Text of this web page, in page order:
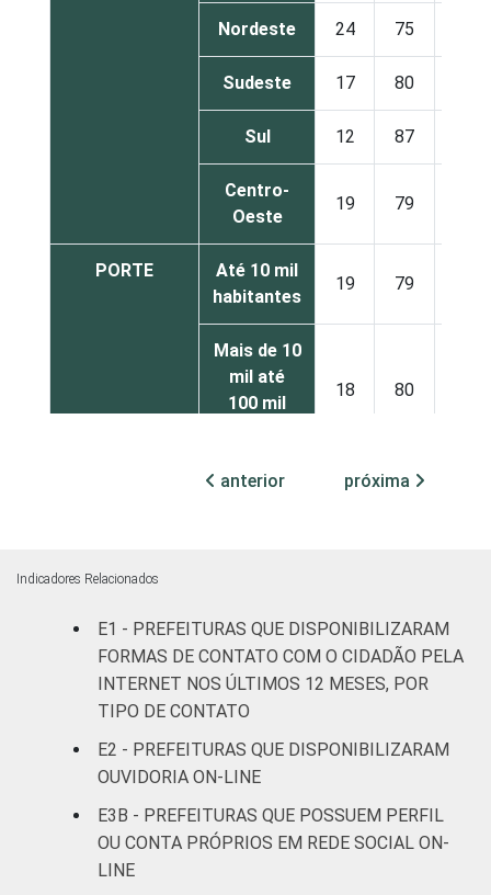
Nordeste 24 75
Sudeste 17 80
Sul 12 87
Centro-
Oeste
19 79
PORTE
Até 10 mil
habitantes
19 79
Mais de 10
mil até
100 mil
18 80
Mais de
Mais de
500 mil
habitantes
16 75
Fonte: CGI.br/NIC.br, Centro Regional de
Estudos para o Desenvolvimento da
Sociedade da Informação (Cetic.br),
Pesquisa sobre o uso das tecnologias de
brasileiro - TIC Governo Eletrônico 2019.
anterior próxima
Indicadores Relacionados
E1 - PREFEITURAS QUE DISPONIBILIZARAM
FORMAS DE CONTATO COM O CIDADÃO PELA
INTERNET NOS ÚLTIMOS 12 MESES, POR
TIPO DE CONTATO
E2 - PREFEITURAS QUE DISPONIBILIZARAM
OUVIDORIA ON-LINE
E3B - PREFEITURAS QUE POSSUEM PERFIL
OU CONTA PRÓPRIOS EM REDE SOCIAL ON-
LINE